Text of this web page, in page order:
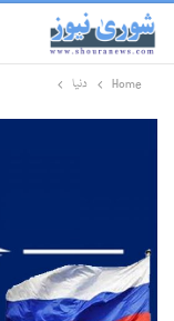
Home دنیا